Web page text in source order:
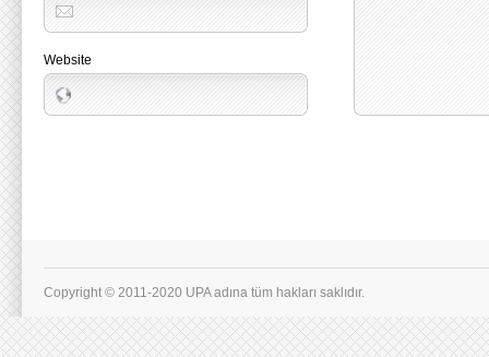
Website
Copyright © 2011-2020 UPA adına tüm hakları saklıdır.